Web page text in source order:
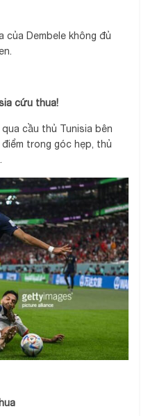
của Dembele không đủ
cứu thua!
cầu thủ Tunisia bên
trong góc hẹp, thủ